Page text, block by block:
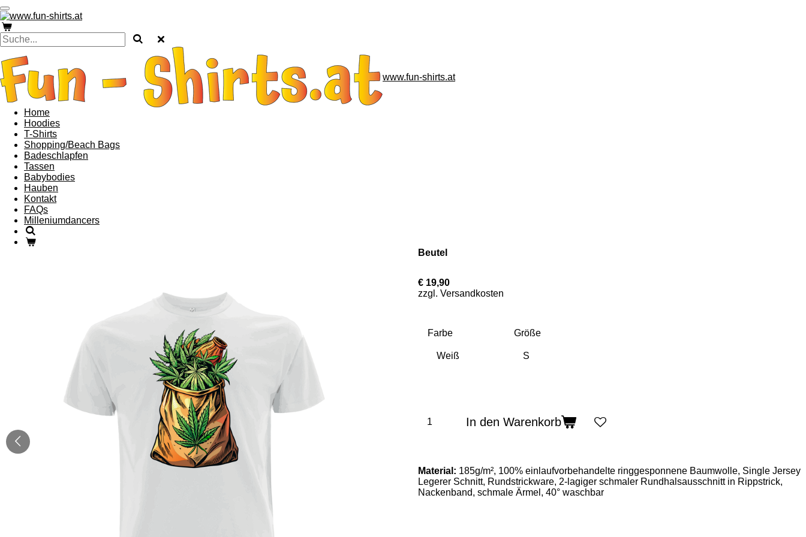
Zum
Hauptinhalt
springen
www.fun-shirts.at
Home
Hoodies
T-Shirts
Shopping/Beach Bags
Badeschlapfen
Tassen
Babybodies
Hauben
Kontakt
FAQs
Milleniumdancers
Beutel
€ 19,90
zzgl. Versandkosten
Farbe Größe
In den Warenkorb
Material: 185g/m², 100% einlaufvorbehandelte ringgesponnene Baumwolle, Single Jersey
Legerer Schnitt, Rundstrickware, 2-lagiger schmaler Rundhalsausschnitt in Rippstrick,
Nackenband, schmale Ärmel, 40° waschbar